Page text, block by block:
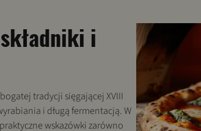
i
tradycji sięgającej XVIII
i długą fermentacją. W
wskazówki zarówno